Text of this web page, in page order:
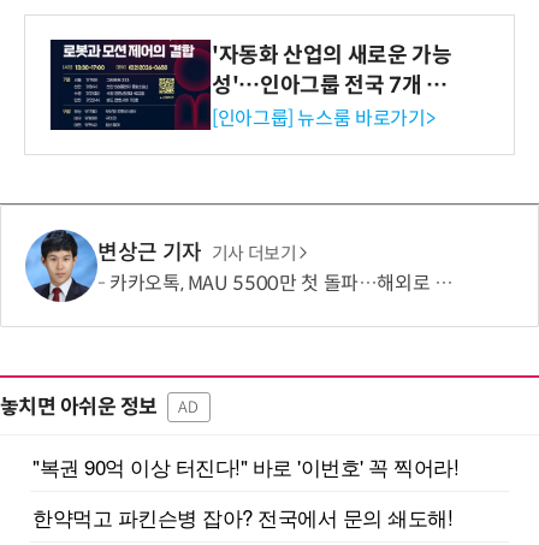
'자동화 산업의 새로운 가능
성'…인아그룹 전국 7개 도
시 세미나 페어 개최
[인아그룹] 뉴스룸 바로가기>
변상근 기자 기사 더보기
카카오톡, MAU 5500만 첫 돌파…해외로 성장판 넓힌다
놓치면 아쉬운 정보 AD